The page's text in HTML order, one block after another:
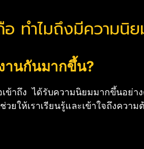
ทำไมถึงมีความนิ
านกันมากขึ้น?
ข้าถึง ได้รับความนิยมมากขึ้นอย่า
ยให้เราเรียนรู้และเข้าใจถึงคว